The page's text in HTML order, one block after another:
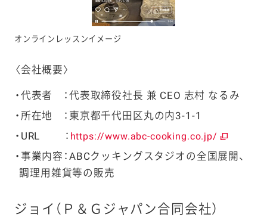
オンラインレッスンイメージ
〈会社概要〉
代表者 ： 代表取締役社長 兼 CEO 志村 なるみ
所在地 ：東京都千代田区丸の内3-1-1
URL ： https://www.abc-cooking.co.jp/
事業内容：ABCクッキングスタジオの全国展開、
調理用雑貨等の販売
ジョイ（Ｐ＆Ｇジャパン合同会社）